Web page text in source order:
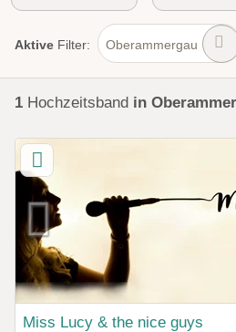
Aktive Filter: Oberammergau
1 Hochzeitsband in
Miss Lucy & the nice guys